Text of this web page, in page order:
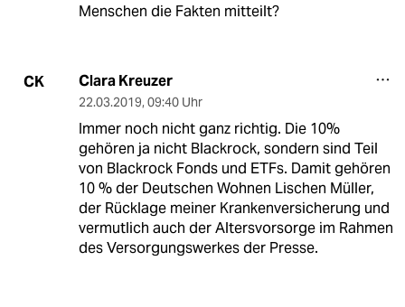
Menschen die Fakten mitteilt?
CK Clara Kreuzer
22.03.2019, 09:40 Uhr
Immer noch nicht ganz richtig. Die 10%
gehören ja nicht Blackrock, sondern sind Teil
von Blackrock Fonds und ETFs. Damit gehören
10 % der Deutschen Wohnen Lischen Müller,
der Rücklage meiner Krankenversicherung und
vermutlich auch der Altersvorsorge im Rahmen
des Versorgungswerkes der Presse.